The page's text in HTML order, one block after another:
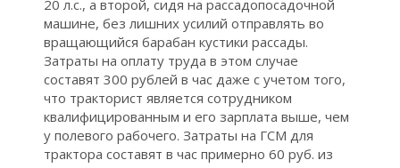
20 л.с., а второй, сидя на рассадопосадочной
машине, без лишних усилий отправлять во
вращающийся барабан кустики рассады.
Затраты на оплату труда в этом случае
составят 300 рублей в час даже с учетом того,
что тракторист является сотрудником
квалифицированным и его зарплата выше, чем
у полевого рабочего. Затраты на ГСМ для
трактора составят в час примерно 60 руб. из